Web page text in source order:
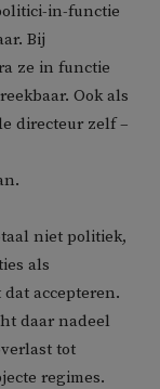
in-functie
Bij
ze in functie
Ook als
directeur zelf –
niet politiek,
als
accepteren.
daar nadeel
tot
regimes.